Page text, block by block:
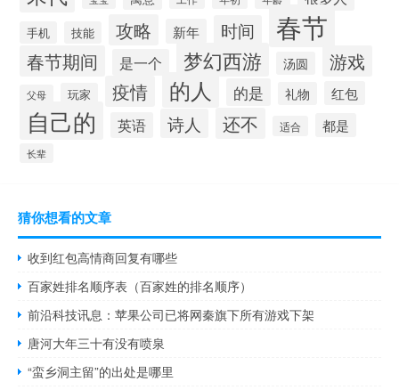
手机 技能 攻略 新年 时间 春节
春节期间 是一个 梦幻西游 汤圆 游戏
父母 玩家 疫情 的人 的是 礼物 红包
自己的 英语 诗人 还不 适合 都是
长辈
猜你想看的文章
收到红包高情商回复有哪些
百家姓排名顺序表（百家姓的排名顺序）
前沿科技讯息：苹果公司已将网秦旗下所有游戏下架
唐河大年三十有没有喷泉
“蛮乡洞主留”的出处是哪里